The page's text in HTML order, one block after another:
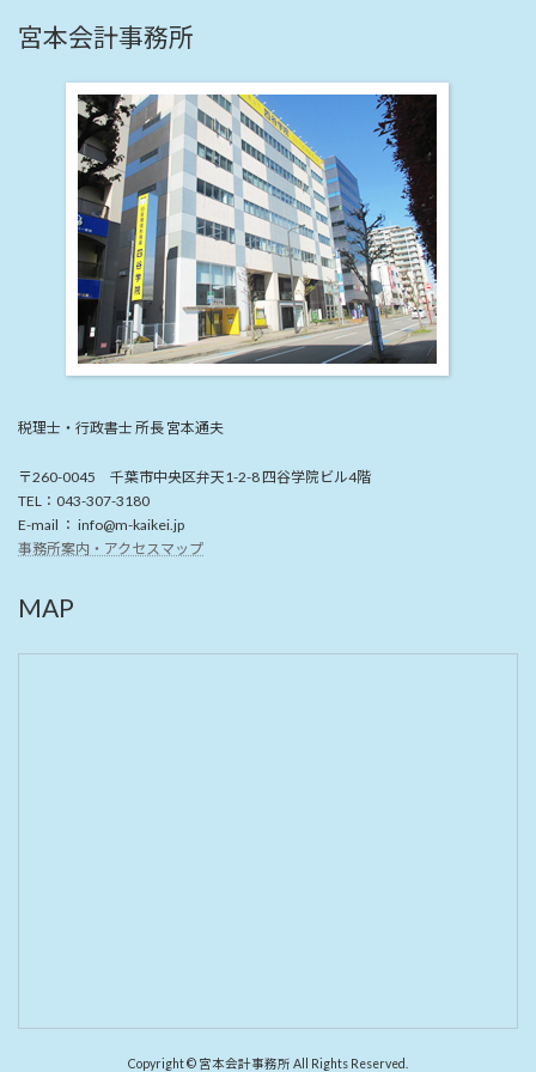
宮本会計事務所
税理士・行政書士 所長 宮本通夫
〒260-0045 千葉市中央区弁天1-2-8 四谷学院ビル4階
TEL：043-307-3180
E-mail ： info@m-kaikei.jp
事務所案内・アクセスマップ
MAP
Copyright © 宮本会計事務所 All Rights Reserved.